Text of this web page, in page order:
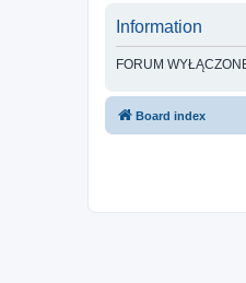
Information
FORUM
Board index